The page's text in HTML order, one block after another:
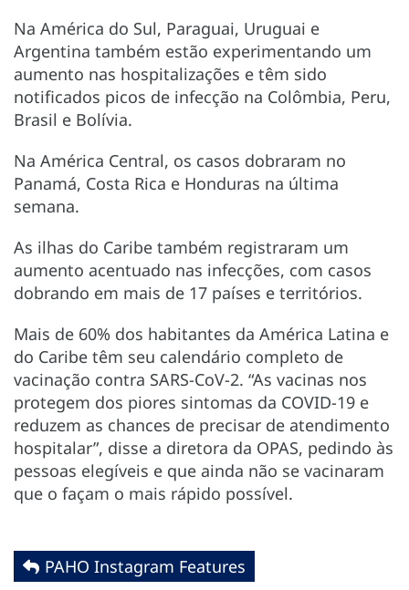
Na América do Sul, Paraguai, Uruguai e
Argentina também estão experimentando um
aumento nas hospitalizações e têm sido
notificados picos de infecção na Colômbia, Peru,
Brasil e Bolívia.
Na América Central, os casos dobraram no
Panamá, Costa Rica e Honduras na última
semana.
As ilhas do Caribe também registraram um
aumento acentuado nas infecções, com casos
dobrando em mais de 17 países e territórios.
Mais de 60% dos habitantes da América Latina e
do Caribe têm seu calendário completo de
vacinação contra SARS-CoV-2. “As vacinas nos
protegem dos piores sintomas da COVID-19 e
reduzem as chances de precisar de atendimento
hospitalar”, disse a diretora da OPAS, pedindo às
pessoas elegíveis e que ainda não se vacinaram
que o façam o mais rápido possível.
PAHO Instagram Features